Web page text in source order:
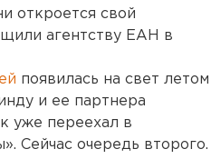
откроется свой
агентству ЕАН в
появилась на свет летом
и ее партнера
уже переехал в
Сейчас очередь второго.